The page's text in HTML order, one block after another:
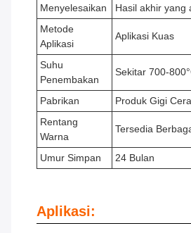
Menyelesaikan
Hasil akhir yang
Metode
Aplikasi
Aplikasi Kuas
Suhu
Penembakan
Sekitar 700-
Pabrikan
Produk Gigi
Rentang
Warna
Tersedia
Umur Simpan 24 Bulan
Aplikasi: